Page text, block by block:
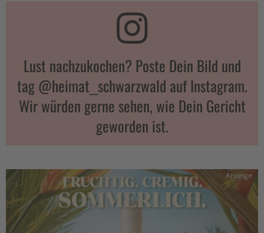
Lust nachzukochen? Poste Dein Bild und
tag @heimat_schwarzwald auf Instagram.
Wir würden gerne sehen, wie Dein Gericht
geworden ist.
Anzeige